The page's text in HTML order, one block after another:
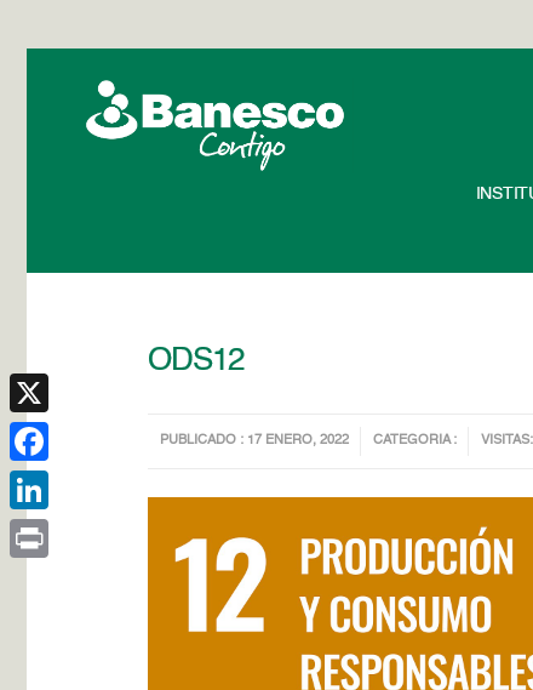
ODS12
PUBLICADO : 17 ENERO, 2022 CATEGORIA :
X
Facebook
LinkedIn